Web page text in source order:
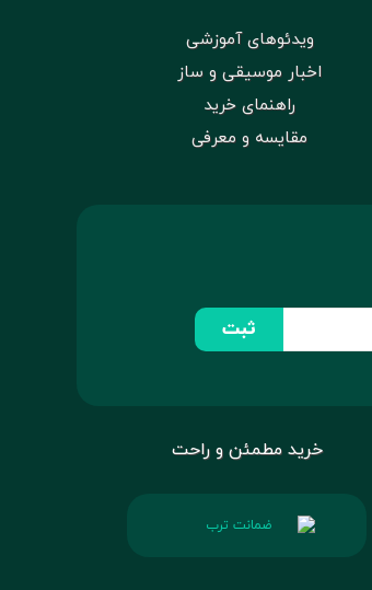
ویدئوهای آموزشی
اخبار موسیقی و ساز
راهنمای خرید
مقایسه و معرفی
ثبت
خرید مطمئن و راحت